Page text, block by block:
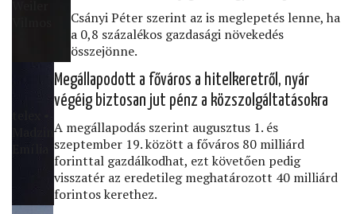
Csányi Péter szerint az is meglepetés lenne, ha
a 0,8 százalékos gazdasági növekedés
összejönne.
Emília
Megállapodott a főváros a hitelkeretről, nyár
végéig biztosan jut pénz a közszolgáltatásokra
A megállapodás szerint augusztus 1. és
szeptember 19. között a főváros 80 milliárd
forinttal gazdálkodhat, ezt követően pedig
visszatér az eredetileg meghatározott 40 milliárd
forintos kerethez.